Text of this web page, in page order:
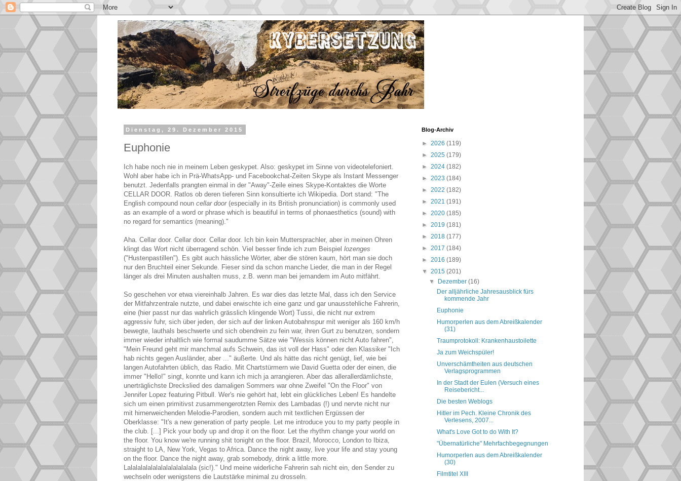
Dienstag, 29. Dezember 2015
Euphonie
Ich habe noch nie in meinem Leben geskypet. Also: geskypet im Sinne von videotelefoniert.
Wohl aber habe ich in Prä-WhatsApp- und Facebookchat-Zeiten Skype als Instant Messenger
benutzt. Jedenfalls prangten einmal in der "Away"-Zeile eines Skype-Kontaktes die Worte
CELLAR DOOR. Ratlos ob deren tieferen Sinn konsultierte ich Wikipedia. Dort stand: "The
English compound noun cellar door(especially in its British pronunciation) is commonly used
as an example of a word or phrase which is beautiful in terms of phonaesthetics (sound) with
no regard for semantics (meaning)."
Aha. Cellar door. Cellar door. Cellar door. Ich bin kein Muttersprachler, aber in meinen Ohren
klingt das Wort nicht überragend schön. Viel besser finde ich zum Beispiel lozenges
("Hustenpastillen"). Es gibt auch hässliche Wörter, aber die stören kaum, hört man sie doch
nur den Bruchteil einer Sekunde. Fieser sind da schon manche Lieder, die man in der Regel
länger als drei Minuten aushalten muss, z.B. wenn man bei jemandem im Auto mitfährt.
So geschehen vor etwa viereinhalb Jahren. Es war dies das letzte Mal, dass ich den Service
der Mitfahrzentrale nutzte, und dabei erwischte ich eine ganz und gar unausstehliche Fahrerin,
eine (hier passt nur das wahrlich grässlich klingende Wort) Tussi, die nicht nur extrem
aggressiv fuhr, sich über jeden, der sich auf der linken Autobahnspur mit weniger als 160 km/h
bewegte, lauthals beschwerte und sich obendrein zu fein war, ihren Gurt zu benutzen, sondern
immer wieder inhaltlich wie formal saudumme Sätze wie "Wessis können nicht Auto fahren",
"Mein Freund geht mir manchmal aufs Schwein, das ist voll der Hass" oder den Klassiker "Ich
hab nichts gegen Ausländer, aber ..." äußerte. Und als hätte das nicht genügt, lief, wie bei
langen Autofahrten üblich, das Radio. Mit Chartstürmern wie David Guetta oder der einen, die
immer "Hello!" singt, konnte und kann ich mich ja arrangieren. Aber das allerallerdämlichste,
unerträglichste Dreckslied des damaligen Sommers war ohne Zweifel "On the Floor" von
Jennifer Lopez featuring Pitbull. Wer's nie gehört hat, lebt ein glückliches Leben! Es handelte
sich um einen primitivst zusammengerotzten Remix des Lambadas (!) und nervte nicht nur
mit hirnerweichenden Melodie-Parodien, sondern auch mit textlichen Ergüssen der
Oberklasse: "It's a new generation of party people. Let me introduce you to my party people in
the club. [...] Pick your body up and drop it on the floor. Let the rhythm change your world on
the floor. You know we're running shit tonight on the floor. Brazil, Morocco, London to Ibiza,
straight to LA, New York, Vegas to Africa. Dance the night away, live your life and stay young
on the floor. Dance the night away, grab somebody, drink a little more.
Lalalalalalalalalalalalalala (sic!)." Und meine widerliche Fahrerin sah nicht ein, den Sender zu
wechseln oder wenigstens die Lautstärke minimal zu drosseln.
Blog-Archiv
► 2026 (119)
► 2025 (179)
► 2024 (182)
► 2023 (184)
► 2022 (182)
► 2021 (191)
► 2020 (185)
► 2019 (181)
► 2018 (177)
► 2017 (184)
► 2016 (189)
▼ 2015 (201)
▼
Dezember(16)
Der alljährliche Jahresausblick fürs
kommende Jahr
Euphonie
Humorperlen aus dem Abreißkalender
(31)
Traumprotokoll: Krankenhaustoilette
Ja zum Weichspüler!
Unverschämtheiten aus deutschen
Verlagsprogrammen
In der Stadt der Eulen (Versuch eines
Reisebericht...
Die besten Weblogs
Hitler im Pech. Kleine Chronik des
Verlesens, 2007...
What's Love Got to do With It?
"Übernatürliche" Mehrfachbegegnungen
Humorperlen aus dem Abreißkalender
(30)
Filmtitel XIII